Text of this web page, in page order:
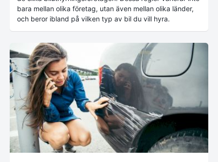
bara mellan olika företag, utan även mellan olika länder,
och beror ibland på vilken typ av bil du vill hyra.